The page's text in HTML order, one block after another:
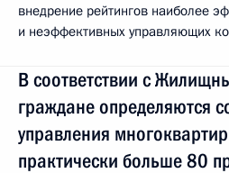
внедрение рейтингов наиболее
и неэффективных управляющих
В соответствии с
граждане определяются
управления
практически больше 80